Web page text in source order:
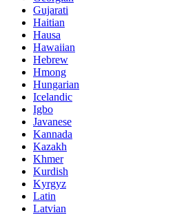
Gujarati
Haitian
Hausa
Hawaiian
Hebrew
Hmong
Hungarian
Icelandic
Igbo
Javanese
Kannada
Kazakh
Khmer
Kurdish
Kyrgyz
Latin
Latvian